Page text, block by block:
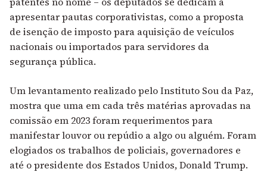
apresentar pautas corporativistas, como a proposta
de isenção de imposto para aquisição de veículos
nacionais ou importados para servidores da
segurança pública.
Um levantamento realizado pelo Instituto Sou da Paz,
mostra que uma em cada três matérias aprovadas na
comissão em 2023 foram requerimentos para
manifestar louvor ou repúdio a algo ou alguém. Foram
elogiados os trabalhos de policiais, governadores e
até o presidente dos Estados Unidos, Donald Trump.